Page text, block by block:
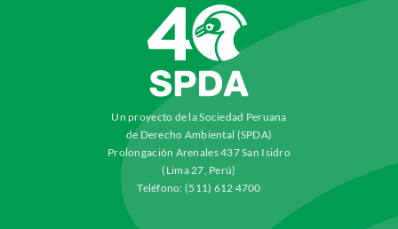
Un proyecto de la Sociedad Peruana
de Derecho Ambiental (SPDA)
Prolongación Arenales 437 San Isidro
(Lima 27, Perú)
Teléfono: (511) 612 4700